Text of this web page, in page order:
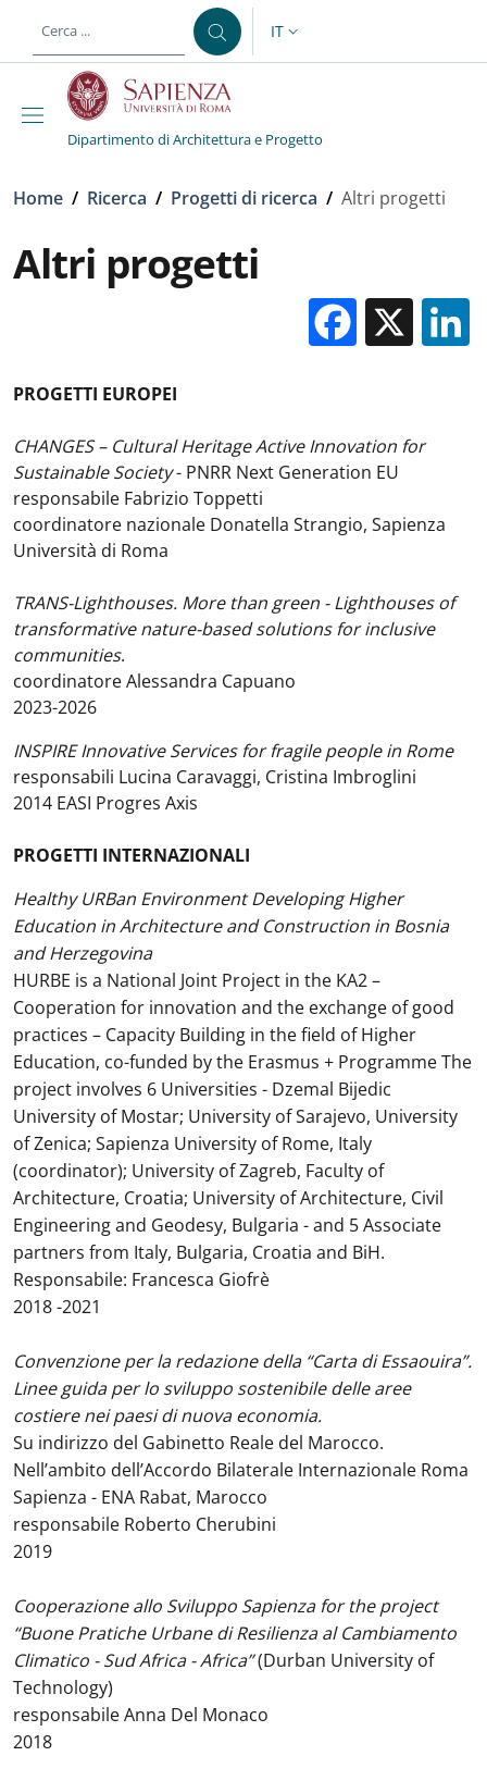
al contenuto principale
SELETTORE LINGUA:
IT
Dipartimento di Architettura e Progetto
Briciole di pane
Home / Ricerca / Progetti di ricerca / Altri progetti
Altri progetti
X
PROGETTI EUROPEI
CHANGES – Cultural Heritage Active Innovation for
Sustainable Society- PNRR Next Generation EU
responsabile Fabrizio Toppetti
coordinatore nazionale Donatella Strangio, Sapienza
Università di Roma
TRANS-Lighthouses. More than green - Lighthouses of
transformative nature-based solutions for inclusive
communities.
coordinatore Alessandra Capuano
2023-2026
INSPIRE Innovative Services for fragile people in Rome
responsabili Lucina Caravaggi, Cristina Imbroglini
2014 EASI Progres Axis
PROGETTI INTERNAZIONALI
Healthy URBan Environment Developing Higher
Education in Architecture and Construction in Bosnia
and Herzegovina
HURBE is a National Joint Project in the KA2 –
Cooperation for innovation and the exchange of good
practices – Capacity Building in the field of Higher
Education, co-funded by the Erasmus + Programme The
project involves 6 Universities - Dzemal Bijedic
University of Mostar; University of Sarajevo, University
of Zenica; Sapienza University of Rome, Italy
(coordinator); University of Zagreb, Faculty of
Architecture, Croatia; University of Architecture, Civil
Engineering and Geodesy, Bulgaria - and 5 Associate
partners from Italy, Bulgaria, Croatia and BiH.
Responsabile: Francesca Giofrè
2018 -2021
Convenzione per la redazione della “Carta di Essaouira”.
Linee guida per lo sviluppo sostenibile delle aree
costiere nei paesi di nuova economia.
Su indirizzo del Gabinetto Reale del Marocco.
Nell’ambito dell’Accordo Bilaterale Internazionale Roma
Sapienza - ENA Rabat, Marocco
responsabile Roberto Cherubini
2019
Cooperazione allo Sviluppo Sapienza for the project
“Buone Pratiche Urbane di Resilienza al Cambiamento
Climatico - Sud Africa - Africa”(Durban University of
Technology)
responsabile Anna Del Monaco
2018